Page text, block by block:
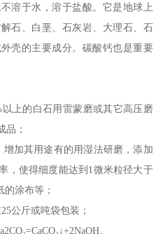
溶于水，溶于盐酸。它是地球上
石、白垩、石灰岩、大理石、石
壳的主要成分。碳酸钙也是重要
以上的白石用雷蒙磨或其它高压磨
品；
加其用途有的用湿法研磨，添加
，使得细度能达到1微米粒径大于
涂布等；
公斤或吨袋包装；
。